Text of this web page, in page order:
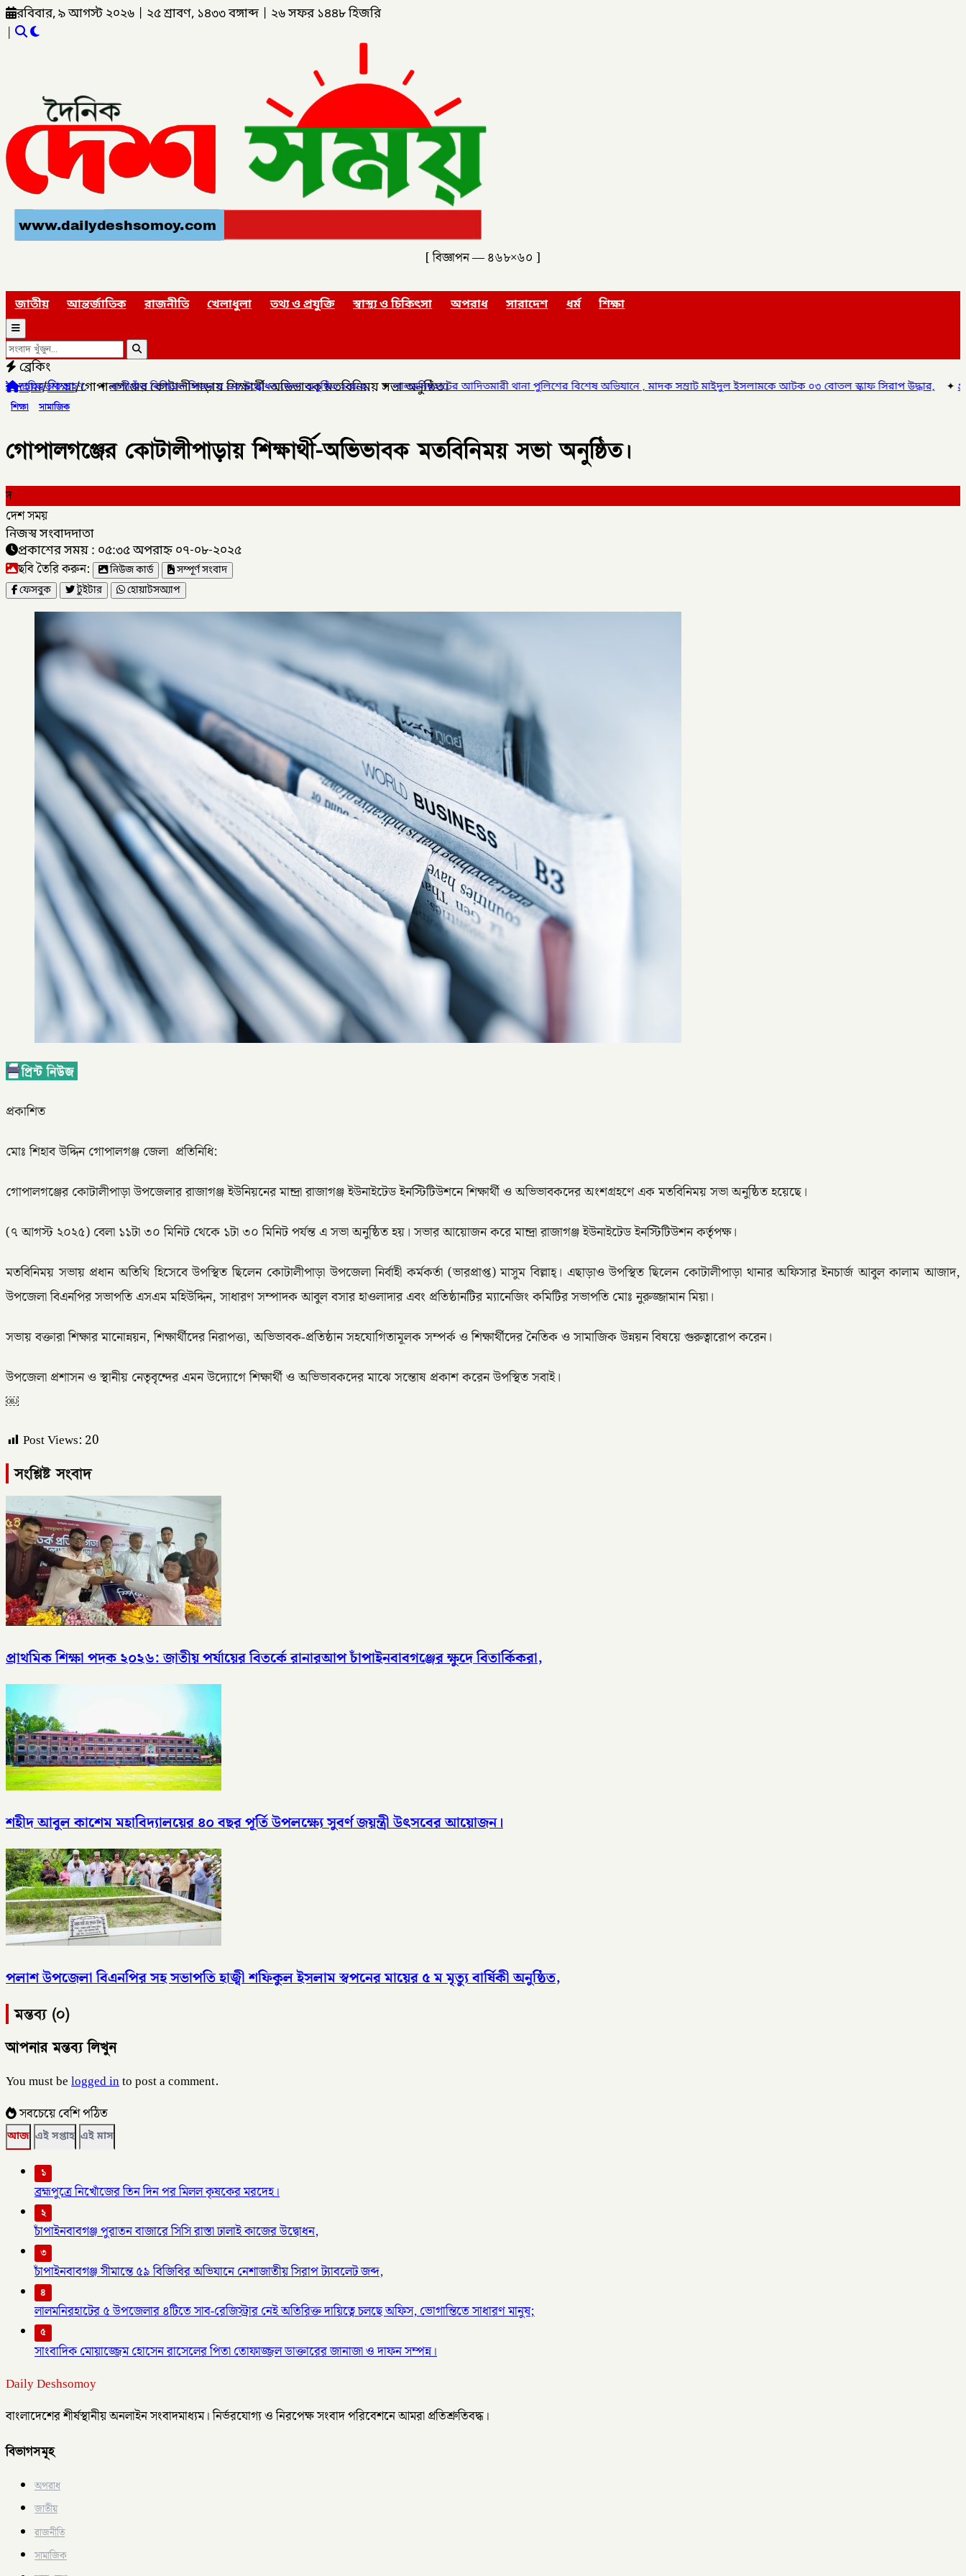
রবিবার, ৯ আগস্ট ২০২৬ ২৫ শ্রাবণ, ১৪৩৩ বঙ্গাব্দ ২৬ সফর ১৪৪৮ হিজরি
|
[ বিজ্ঞাপন — ৪৬৮×৬০ ]
জাতীয় আন্তর্জাতিক রাজনীতি খেলাধুলা তথ্য ও প্রযুক্তি স্বাস্থ্য ও চিকিৎসা অপরাধ সারাদেশ ধর্ম শিক্ষা
ব্রেকিং
বিপিএল সিজন ৫ এর উদ্ভোধন খেলা অনুষ্ঠিত হয়েছে,✦লালমনিরহাটের আদিতমারী থানা পুলিশের বিশেষ অভিযানে , মাদক সম্রাট মাইদুল ইসলামকে আটক ০৩ বোতল স্কাফ সিরাপ উদ্ধার,✦প্রাথমিক শিক্ষা পদক ২০২৬:
হোম/শিক্ষা/গোপালগঞ্জের কোটালীপাড়ায় শিক্ষার্থী-অভিভাবক মতবিনিময় সভা অনুষ্ঠিত।
শিক্ষা সামাজিক
গোপালগঞ্জের কোটালীপাড়ায় শিক্ষার্থী-অভিভাবক মতবিনিময় সভা অনুষ্ঠিত।
দ
দেশ সময়
নিজস্ব সংবাদদাতা
প্রকাশের সময় : ০৫:৩৫ অপরাহ্ন ০৭-০৮-২০২৫
ছবি তৈরি করুন: নিউজ কার্ড
সম্পূর্ণ সংবাদ
ফেসবুক
টুইটার হোয়াটসঅ্যাপ
প্রকাশিত
মোঃ শিহাব উদ্দিন গোপালগঞ্জ জেলা প্রতিনিধি:
গোপালগঞ্জের কোটালীপাড়া উপজেলার রাজাগঞ্জ ইউনিয়নের মান্দ্রা রাজাগঞ্জ ইউনাইটেড ইনস্টিটিউশনে শিক্ষার্থী ও অভিভাবকদের অংশগ্রহণে এক মতবিনিময় সভা অনুষ্ঠিত হয়েছে।
(৭ আগস্ট ২০২৫) বেলা ১১টা ৩০ মিনিট থেকে ১টা ৩০ মিনিট পর্যন্ত এ সভা অনুষ্ঠিত হয়। সভার আয়োজন করে মান্দ্রা রাজাগঞ্জ ইউনাইটেড ইনস্টিটিউশন কর্তৃপক্ষ।
মতবিনিময় সভায় প্রধান অতিথি হিসেবে উপস্থিত ছিলেন কোটালীপাড়া উপজেলা নির্বাহী কর্মকর্তা (ভারপ্রাপ্ত) মাসুম বিল্লাহ্। এছাড়াও উপস্থিত ছিলেন কোটালীপাড়া থানার অফিসার ইনচার্জ আবুল কালাম আজাদ,
উপজেলা বিএনপির সভাপতি এসএম মহিউদ্দিন, সাধারণ সম্পাদক আবুল বসার হাওলাদার এবং প্রতিষ্ঠানটির ম্যানেজিং কমিটির সভাপতি মোঃ নুরুজ্জামান মিয়া।
সভায় বক্তারা শিক্ষার মানোন্নয়ন, শিক্ষার্থীদের নিরাপত্তা, অভিভাবক-প্রতিষ্ঠান সহযোগিতামূলক সম্পর্ক ও শিক্ষার্থীদের নৈতিক ও সামাজিক উন্নয়ন বিষয়ে গুরুত্বারোপ করেন।
উপজেলা প্রশাসন ও স্থানীয় নেতৃবৃন্দের এমন উদ্যোগে শিক্ষার্থী ও অভিভাবকদের মাঝে সন্তোষ প্রকাশ করেন উপস্থিত সবাই।
￼
Post Views: 20
সংশ্লিষ্ট সংবাদ
প্রাথমিক শিক্ষা পদক ২০২৬: জাতীয় পর্যায়ের বিতর্কে রানারআপ চাঁপাইনবাবগঞ্জের ক্ষুদে বিতার্কিকরা,
শহীদ আবুল কাশেম মহাবিদ্যালয়ের ৪০ বছর পূর্তি উপলক্ষ্যে সুবর্ণ জয়ন্ত্রী উৎসবের আয়োজন।
পলাশ উপজেলা বিএনপির সহ সভাপতি হাজ্বী শফিকুল ইসলাম স্বপনের মায়ের ৫ ম মৃত্যু বার্ষিকী অনুষ্ঠিত,
মন্তব্য (০)
আপনার মন্তব্য লিখুন
You must belogged into post a comment.
সবচেয়ে বেশি পঠিত
আজ এই সপ্তাহ এই মাস
১
ব্রহ্মপুত্রে নিখোঁজের তিন দিন পর মিলল কৃষকের মরদেহ।
২
চাঁপাইনবাবগঞ্জ পুরাতন বাজারে সিসি রাস্তা ঢালাই কাজের উদ্বোধন,
৩
চাঁপাইনবাবগঞ্জ সীমান্তে ৫৯ বিজিবির অভিযানে নেশাজাতীয় সিরাপ ট্যাবলেট জব্দ,
৪
লালমনিরহাটের ৫ উপজেলার ৪টিতে সাব-রেজিস্ট্রার নেই অতিরিক্ত দায়িত্বে চলছে অফিস, ভোগান্তিতে সাধারণ মানুষ;
৫
সাংবাদিক মোয়াজ্জেম হোসেন রাসেলের পিতা তোফাজ্জল ডাক্তারের জানাজা ও দাফন সম্পন্ন।
Daily Deshsomoy
বাংলাদেশের শীর্ষস্থানীয় অনলাইন সংবাদমাধ্যম। নির্ভরযোগ্য ও নিরপেক্ষ সংবাদ পরিবেশনে আমরা প্রতিশ্রুতিবদ্ধ।
বিভাগসমূহ
অপরাধ
জাতীয়
রাজনীতি
সামাজিক